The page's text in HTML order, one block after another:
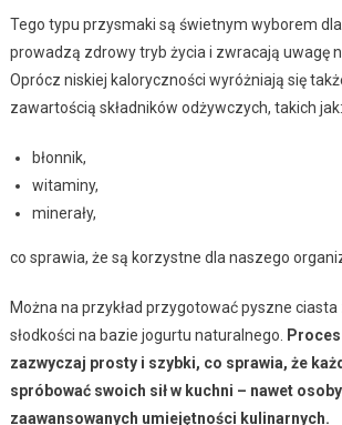
Tego typu przysmaki są świetnym wyborem
prowadzą zdrowy tryb życia i zwracają uwagę
Oprócz niskiej kaloryczności wyróżniają się
zawartością składników odżywczych, takich jak:
błonnik,
witaminy,
minerały,
co sprawia, że są korzystne dla naszego
Można na przykład przygotować pyszne
słodkości na bazie jogurtu naturalnego.
zazwyczaj prosty i szybki, co sprawia, że
spróbować swoich sił w kuchni – nawet
zaawansowanych umiejętności kulinarnych.